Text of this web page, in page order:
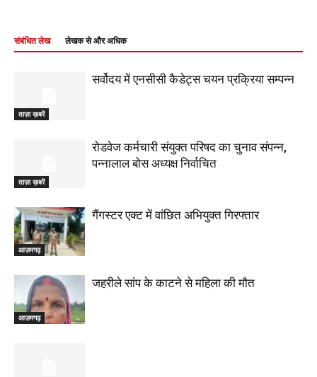
संबंधित लेख लेखक से और अधिक
ताज़ा ख़बरें
सर्वोदय में एनसीसी कैडेट्स चयन प्रक्रिया सम्पन्न
ताज़ा ख़बरें
रोडवेज कर्मचारी संयुक्त परिषद का चुनाव संपन्न,
पन्नालाल बोस अध्यक्ष निर्वाचित
आज़मगढ़
गैंगस्टर एक्ट में वांछित अभियुक्त गिरफ्तार
आज़मगढ़
जहरीले सांप के काटने से महिला की मौत